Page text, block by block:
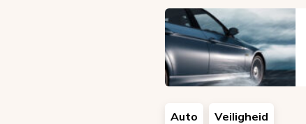
Auto Veiligheid